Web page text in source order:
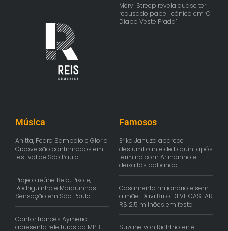
Meryl Streep revela quase ter
recusado papel icônico em ‘O
Diabo Veste Prada’
Música
Anitta, Pedro Sampaio e Gloria
Groove são confirmados em
festival de São Paulo
Projeto reúne Belo, Pixote,
Rodriguinho e Marquinhos
Sensação em São Paulo
Cantor francês Aymeric
apresenta releituras da MPB
Famosos
Erika Januza aparece
deslumbrante de biquíni após
término com Arlindinho e
deixa fãs babando
Casamento milionário e sem
a mãe: Davi Brito DEVE GASTAR
R$ 2,5 milhões em festa
Suzane von Richthofen é